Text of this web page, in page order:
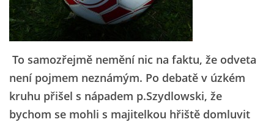
To samozřejmě nemění nic na faktu, že odveta
není pojmem neznámým. Po debatě v úzkém
kruhu přišel s nápadem p.Szydlowski, že
bychom se mohli s majitelkou hřiště domluvit